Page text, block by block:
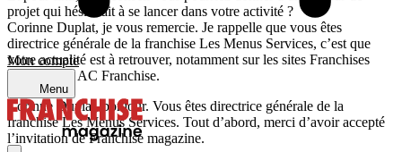
Mon compte
Menu
projet qui hésiterait à se lancer dans votre activité ?
Corinne Duplat, je vous remercie. Je rappelle que vous êtes
directrice générale de la franchise Les Menus Services, c’est que
votre actualité est à retrouver, notamment sur les sites Franchises
magazine et AC Franchise.
Corinne Duplat, bonjour. Vous êtes directrice générale de la
franchise Les Menus Services. Tout d’abord, merci d’avoir accepté
l’invitation de Franchise magazine.